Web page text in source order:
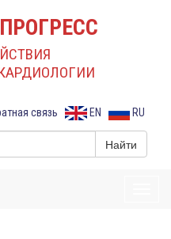
RU
EN
связь